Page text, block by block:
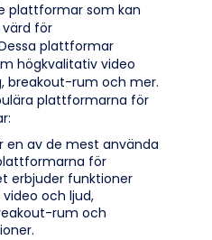
plattformar som kan
för
plattformar
högkvalitativ video
breakout-rum och mer.
plattformarna för
en av de mest använda
för
erbjuder funktioner
och ljud,
rum och